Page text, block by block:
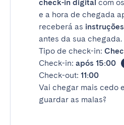
check-in digital com
e a hora de chegada
receberá as
antes da sua chegada.
Tipo de check-in:
Check-in: após 15:00
Check-out: 11:00
Vai chegar mais cedo
guardar as malas?